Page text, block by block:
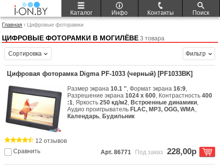
Каталог Инфо Контакты Поиск
Главная › Цифровые фоторамки
ЦИФРОВЫЕ ФОТОРАМКИ В МОГИЛЁВЕ 3 товара
Сортировка Фильтр
Цифровая фоторамка Digma PF-1033 (черный) [PF1033BK]
Размер экрана10.1 '', Формат экрана16:9,
Разрешение экрана1024 x 600, Контрастность400
:1, Яркость250 кд/м2, Встроенные динамики,
Аудио проигрыватель FLAC, MP3, OGG, WMA,
Календарь, Будильник
Сравнить
12 отзывов
Арт. 86771
Под заказ 228,00р